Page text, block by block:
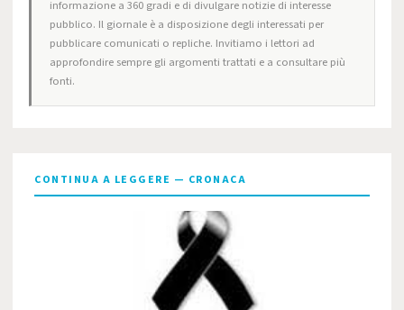
informazione a 360 gradi e di divulgare notizie di interesse
pubblico. Il giornale è a disposizione degli interessati per
pubblicare comunicati o repliche. Invitiamo i lettori ad
approfondire sempre gli argomenti trattati e a consultare più
fonti.
CONTINUA A LEGGERE — CRONACA